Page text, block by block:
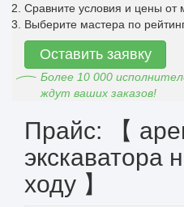
Сравните условия и цены от
Выберите мастера по
Оставить заявку
Более 10 000
ждут ваших заказов!
Прайс: 【
экскаватора
ходу 】